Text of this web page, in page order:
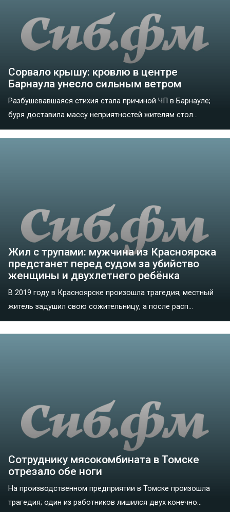
Сорвало крышу: кровлю в центре
Барнаула унесло сильным ветром
Разбушевавшаяся стихия стала причиной ЧП в Барнауле;
буря доставила массу неприятностей жителям стол...
Жил с трупами: мужчина из Красноярска
предстанет перед судом за убийство
женщины и двухлетнего ребёнка
В 2019 году в Красноярске произошла трагедия; местный
житель задушил свою сожительницу, а после расп...
Сотруднику мясокомбината в Томске
отрезало обе ноги
На производственном предприятии в Томске произошла
трагедия; один из работников лишился двух конечно...